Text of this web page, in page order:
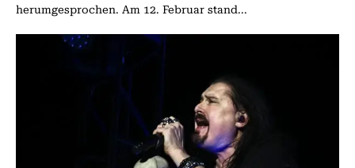
herumgesprochen. Am 12. Februar stand...